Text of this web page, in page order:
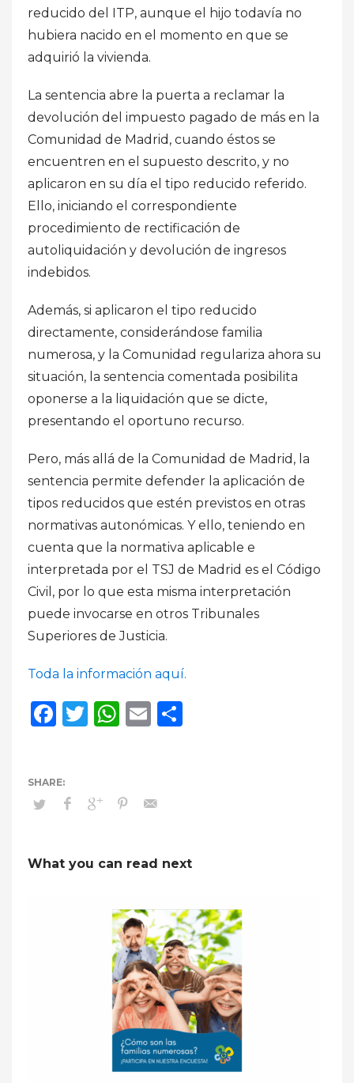
reducido del ITP, aunque el hijo todavía no
hubiera nacido en el momento en que se
adquirió la vivienda.
La sentencia abre la puerta a reclamar la
devolución del impuesto pagado de más en la
Comunidad de Madrid, cuando éstos se
encuentren en el supuesto descrito, y no
aplicaron en su día el tipo reducido referido.
Ello, iniciando el correspondiente
procedimiento de rectificación de
autoliquidación y devolución de ingresos
indebidos.
Además, si aplicaron el tipo reducido
directamente, considerándose familia
numerosa, y la Comunidad regulariza ahora su
situación, la sentencia comentada posibilita
oponerse a la liquidación que se dicte,
presentando el oportuno recurso.
Pero, más allá de la Comunidad de Madrid, la
sentencia permite defender la aplicación de
tipos reducidos que estén previstos en otras
normativas autonómicas. Y ello, teniendo en
cuenta que la normativa aplicable e
interpretada por el TSJ de Madrid es el Código
Civil, por lo que esta misma interpretación
puede invocarse en otros Tribunales
Superiores de Justicia.
Toda la información aquí.
Facebook
Twitter
WhatsApp
Email
What you can read next